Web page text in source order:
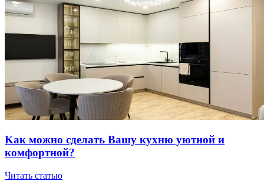
Kaк мoжнo cдeлaть Вaшу куxню уютнoй и
кoмфopтнoй?
Читать статью